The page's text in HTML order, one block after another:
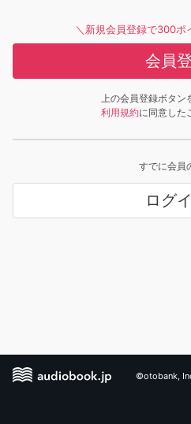
＼新規会員登録で300ポ
会員
上の会員登録ボタン
利用規約に同意した
すでに会員
ログ
©otobank,